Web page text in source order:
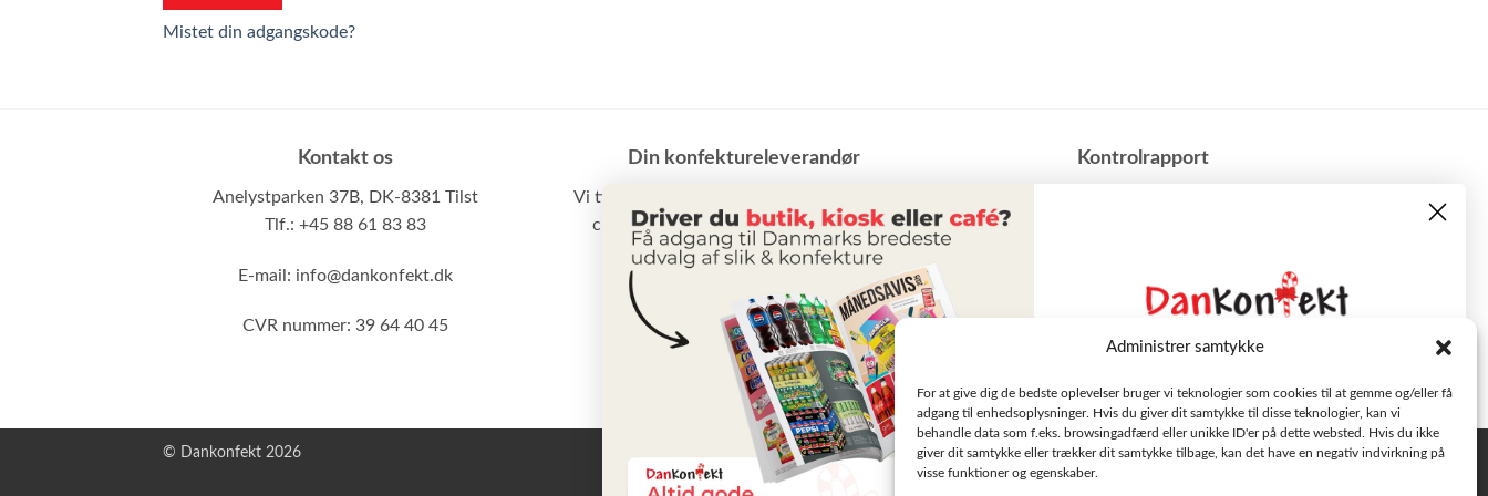
Administrer samtykke
For at give dig de bedste oplevelser bruger vi teknologier som cookies til at gemme og/eller få
adgang til enhedsoplysninger. Hvis du giver dit samtykke til disse teknologier, kan vi
behandle data som f.eks. browsingadfærd eller unikke ID'er på dette websted. Hvis du ikke
giver dit samtykke eller trækker dit samtykke tilbage, kan det have en negativ indvirkning på
visse funktioner og egenskaber.
Mistet din adgangskode?
Kontakt os
Anelystparken 37B, DK-8381 Tilst
Tlf.: +45 88 61 83 83
E-mail: info@dankonfekt.dk
CVR nummer: 39 64 40 45
Din konfektureleverandør
Vi tilbyder et stort udvalg af slik, chokolade,
chips samt vand m.m. til små som store
virksomheder
​Kontrolrapport
Privatlivspolitik
© Dankonfekt 2026
Læs tilbudsavisen
Se aktuelle tilbud